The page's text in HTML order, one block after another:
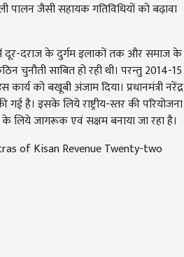
पालन जैसी सहायक गतिविधियों को बढ़ावा
दूर-दराज के दुर्गम इलाकों तक और समाज के
साबित हो रही थी। परन्तु 2014-15
को बखूबी अंजाम दिया। प्रधानमंत्री नरेंद्र
है। इसके लिये राष्ट्रीय-स्तर की परियोजना
जागरूक एवं सक्षम बनाया जा रहा है।
of Kisan Revenue Twenty-two